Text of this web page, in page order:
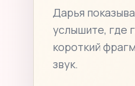
Дарья
услышите, где
короткий
звук.